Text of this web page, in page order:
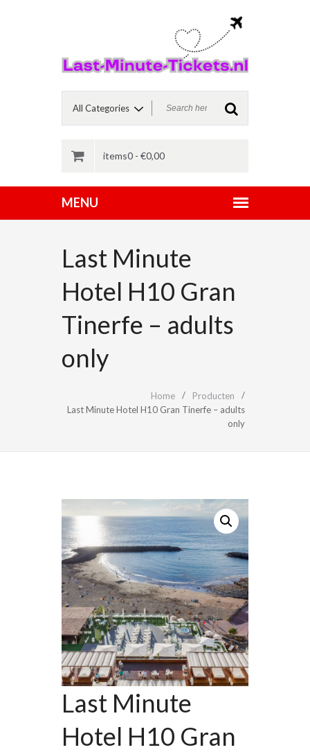
items0 - €0,00
Last Minute
Hotel H10 Gran
Tinerfe – adults
only
Home
Producten
Last Minute Hotel H10 Gran Tinerfe – adults
only
Last Minute
Hotel H10 Gran